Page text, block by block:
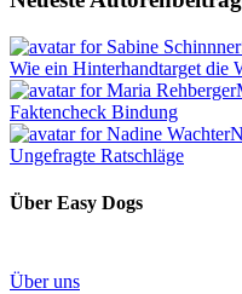
Wie ein Hinterhandtarget die
Faktencheck Bindung
Ungefragte Ratschläge
Über Easy Dogs
Über uns